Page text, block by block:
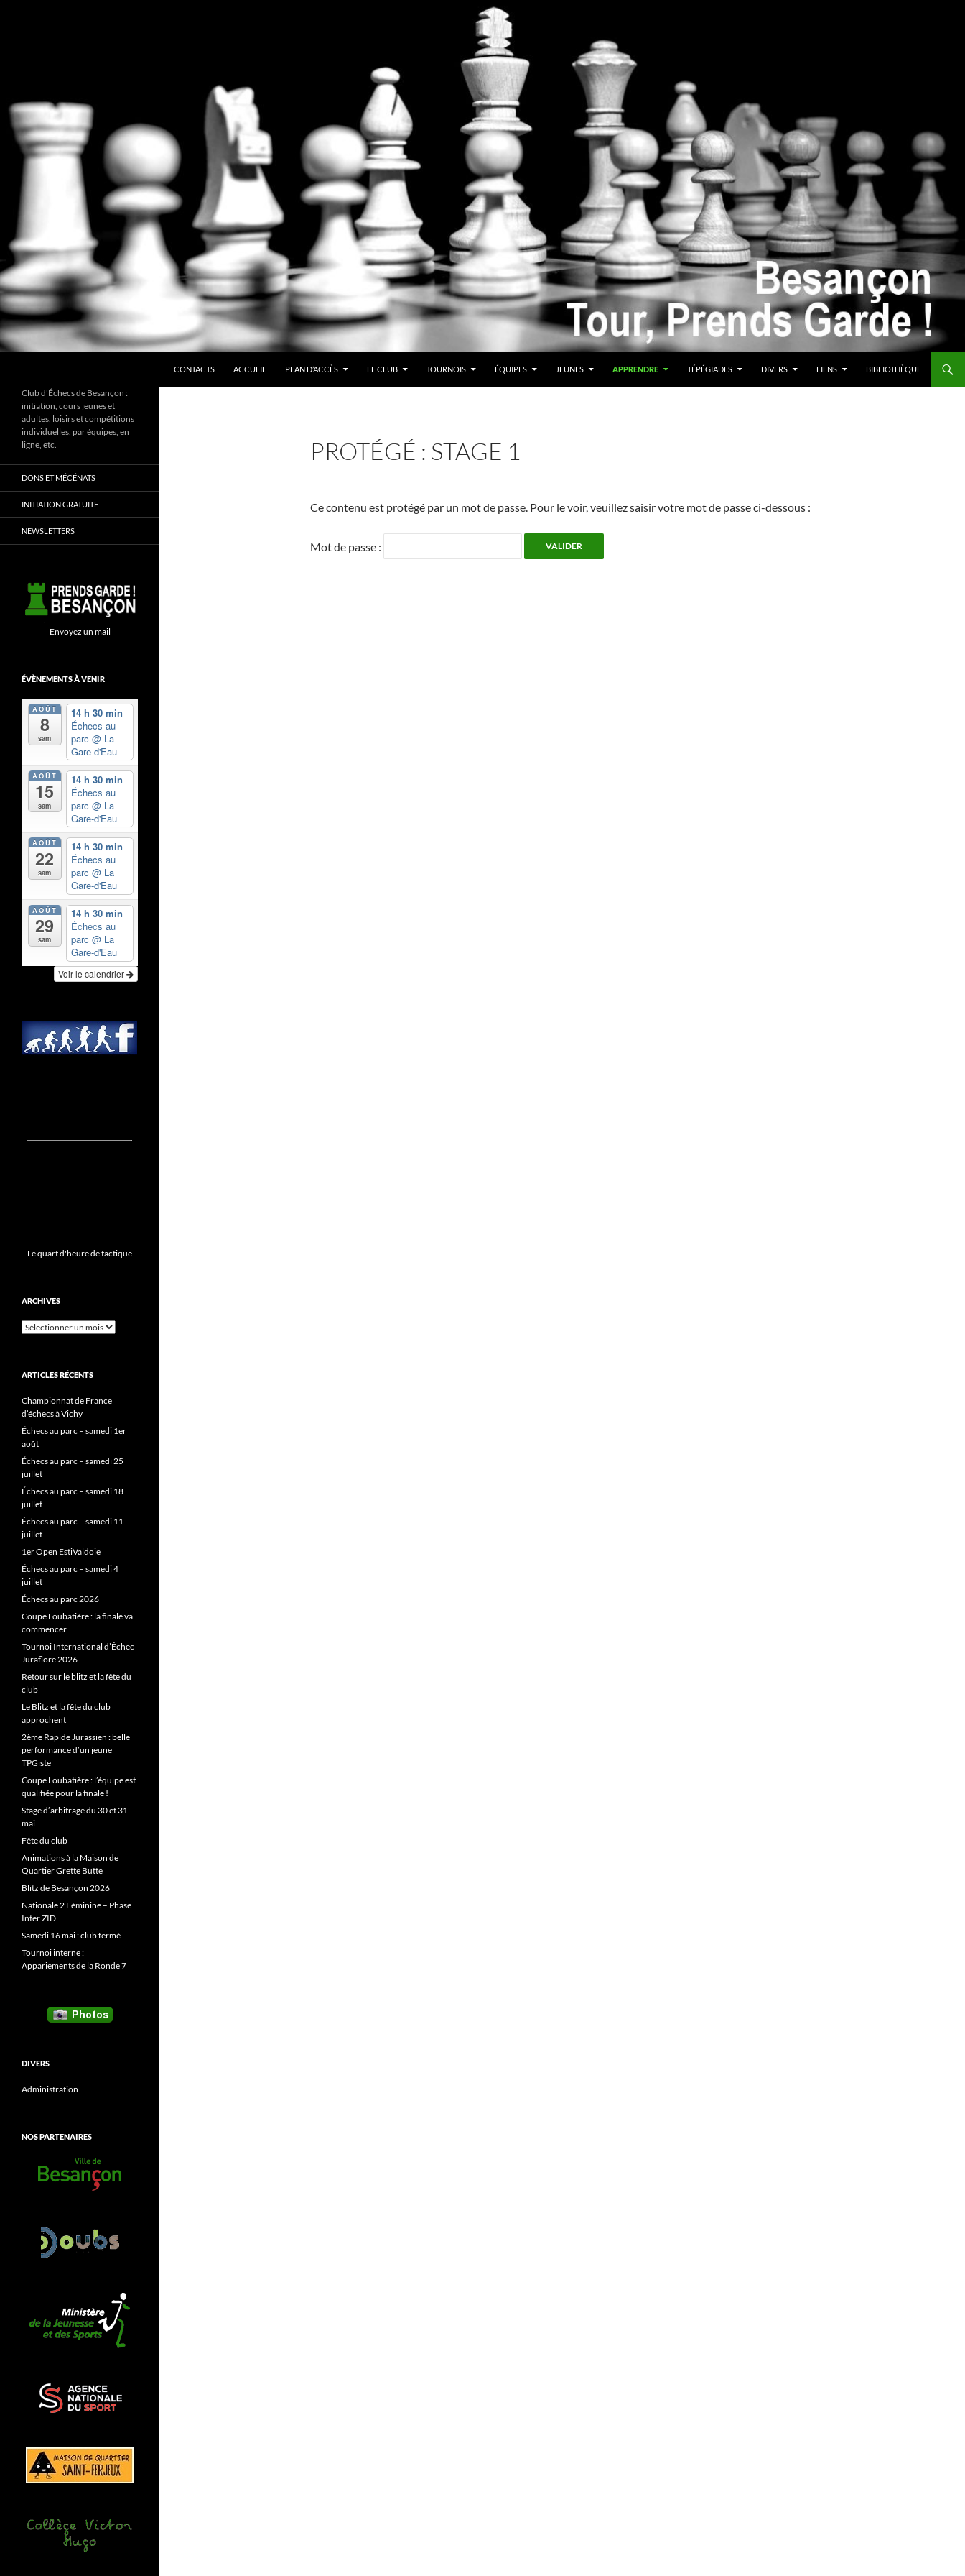
CONTACTS
ACCUEIL PLAN D’ACCÈS LE CLUB TOURNOIS ÉQUIPES JEUNES APPRENDRE TÉPÉGIADES DIVERS LIENS BIBLIOTHÈQUE
PROTÉGÉ : STAGE 1
Ce contenu est protégé par un mot de passe. Pour le voir, veuillez saisir votre mot de passe ci-dessous :
Mot de passe :
Club d'Échecs de Besançon :
initiation, cours jeunes et
adultes, loisirs et compétitions
individuelles, par équipes, en
ligne, etc.
DONS ET MÉCÉNATS
INITIATION GRATUITE
NEWSLETTERS
Envoyez un mail
ÉVÈNEMENTS À VENIR
AOÛT
8
sam
14 h 30 min
Échecs au
parc @ La
Gare-d'Eau
AOÛT
15
sam
14 h 30 min
Échecs au
parc @ La
Gare-d'Eau
AOÛT
22
sam
14 h 30 min
Échecs au
parc @ La
Gare-d'Eau
AOÛT
29
sam
14 h 30 min
Échecs au
parc @ La
Gare-d'Eau
Voir le calendrier
Le quart d'heure de tactique
ARCHIVES
Archives
ARTICLES RÉCENTS
Championnat de France
d’échecs à Vichy
Échecs au parc – samedi 1er
août
Échecs au parc – samedi 25
juillet
Échecs au parc – samedi 18
juillet
Échecs au parc – samedi 11
juillet
1er Open EstiValdoie
Échecs au parc – samedi 4
juillet
Échecs au parc 2026
Coupe Loubatière : la finale va
commencer
Tournoi International d’Échec
Juraflore 2026
Retour sur le blitz et la fête du
club
Le Blitz et la fête du club
approchent
2ème Rapide Jurassien : belle
performance d’un jeune
TPGiste
Coupe Loubatière : l’équipe est
qualifiée pour la finale !
Stage d’arbitrage du 30 et 31
mai
Fête du club
Animations à la Maison de
Quartier Grette Butte
Blitz de Besançon 2026
Nationale 2 Féminine – Phase
Inter ZID
Samedi 16 mai : club fermé
Tournoi interne :
Appariements de la Ronde 7
DIVERS
Administration
NOS PARTENAIRES